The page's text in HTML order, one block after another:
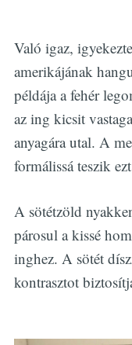
Való igaz,
amerikájának
példája a fehér
az ing kicsit
anyagára utal. A
formálissá teszik
A sötétzöld
párosul a kissé
inghez. A sötét
kontrasztot